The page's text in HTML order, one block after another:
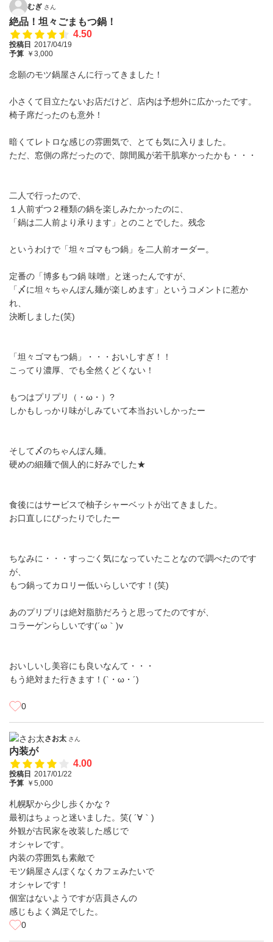
むぎ さん
絶品！坦々ごまもつ鍋！
4.50
投稿日 2017/04/19
予算 ￥3,000
念願のモツ鍋屋さんに行ってきました！
小さくて目立たないお店だけど、店内は予想外に広かったです。
椅子席だったのも意外！
暗くてレトロな感じの雰囲気で、とても気に入りました。
ただ、窓側の席だったので、隙間風が若干肌寒かったかも・・・
二人で行ったので、
１人前ずつ２種類の鍋を楽しみたかったのに、
「鍋は二人前より承ります」とのことでした。残念
というわけで「坦々ゴマもつ鍋」を二人前オーダー。
定番の「博多もつ鍋 味噌」と迷ったんですが、
「〆に坦々ちゃんぽん麺が楽しめます」というコメントに惹か
れ、
決断しました(笑)
「坦々ゴマもつ鍋」・・・おいしすぎ！！
こってり濃厚、でも全然くどくない！
もつはプリプリ（・ω・）?
しかもしっかり味がしみていて本当おいしかったー
そして〆のちゃんぽん麺。
硬めの細麺で個人的に好みでした★
食後にはサービスで柚子シャーベットが出てきました。
お口直しにぴったりでしたー
ちなみに・・・すっごく気になっていたことなので調べたのです
が、
もつ鍋ってカロリー低いらしいです！(笑)
あのプリプリは絶対脂肪だろうと思ってたのですが、
コラーゲンらしいです(´ω｀)v
おいしいし美容にも良いなんて・・・
もう絶対また行きます！(`・ω・´)
0
さお太 さん
内装が
4.00
投稿日 2017/01/22
予算 ￥5,000
札幌駅から少し歩くかな？
最初はちょっと迷いました。笑( ´∀｀)
外観が古民家を改装した感じで
オシャレです。
内装の雰囲気も素敵で
モツ鍋屋さんぽくなくカフェみたいで
オシャレです！
個室はないようですが店員さんの
感じもよく満足でした。
0